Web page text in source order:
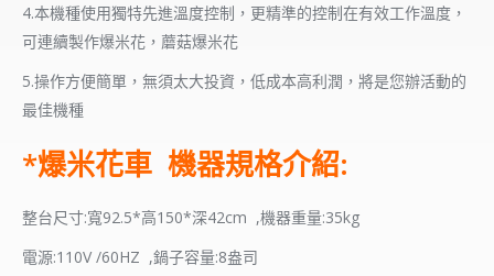
4.本機種使用獨特先進溫度控制，更精準的控制在有效工作溫度，
可連續製作爆米花，蘑菇爆米花
5.操作方便簡單，無須太大投資，低成本高利潤，將是您辦活動的
最佳機種
*爆米花車 機器規格介紹:
整台尺寸:寬92.5*高150*深42cm ,機器重量:35kg
電源:110V /60HZ ,鍋子容量:8盎司